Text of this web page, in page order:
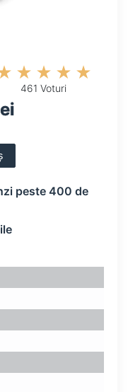
461 Voturi
peste 400 de